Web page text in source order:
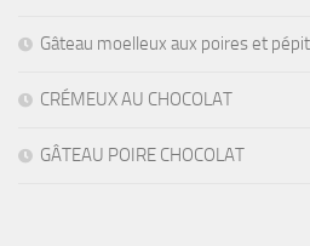
Gâteau moelleux aux poires et
CRÉMEUX AU CHOCOLAT
GÂTEAU POIRE CHOCOLAT